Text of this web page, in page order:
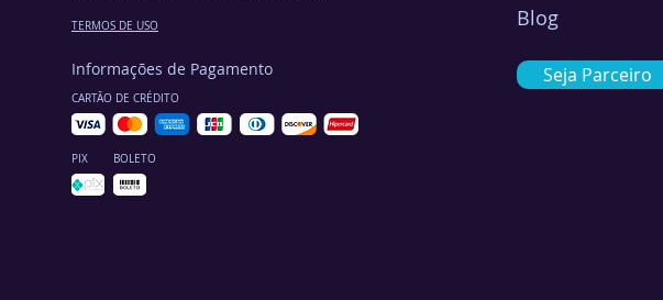
TERMOS DE USO
Informações de Pagamento
CARTÃO DE CRÉDITO
BOLETO
PIX
Blog
Seja Parceiro